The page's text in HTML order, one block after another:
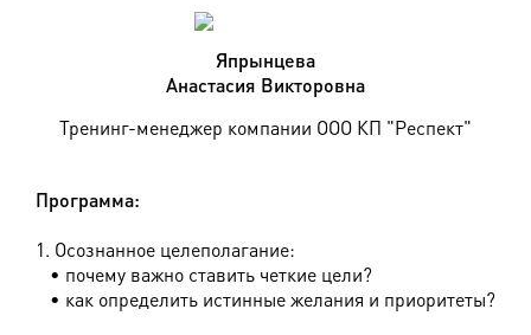
Япрынцева
Анастасия Викторовна
Тренинг-менеджер компании ООО КП "Респект"
Программа:
1. Осознанное целеполагание:
• почему важно ставить четкие цели?
• как определить истинные желания и приоритеты?